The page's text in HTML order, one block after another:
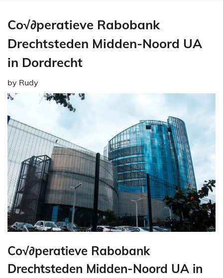
Co√∂peratieve Rabobank
Drechtsteden Midden-Noord UA
in Dordrecht
by Rudy
Co√∂peratieve Rabobank
Drechtsteden Midden-Noord UA in